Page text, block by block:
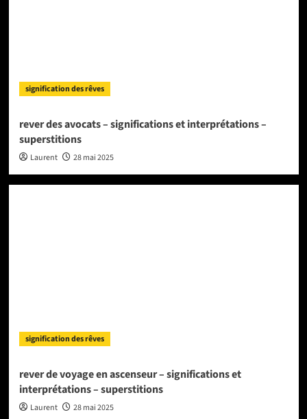
signification des rêves
rever des avocats – significations et interprétations –
superstitions
Laurent 28 mai 2025
signification des rêves
rever de voyage en ascenseur – significations et
interprétations – superstitions
Laurent 28 mai 2025